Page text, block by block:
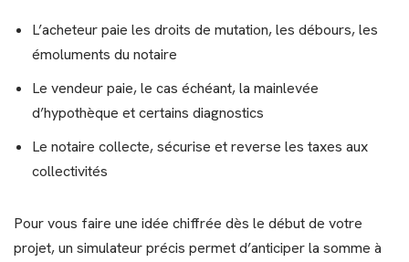
L’acheteur paie les droits de mutation, les débours, les
émoluments du notaire
Le vendeur paie, le cas échéant, la mainlevée
d’hypothèque et certains diagnostics
Le notaire collecte, sécurise et reverse les taxes aux
collectivités
Pour vous faire une idée chiffrée dès le début de votre
projet, un simulateur précis permet d’anticiper la somme à